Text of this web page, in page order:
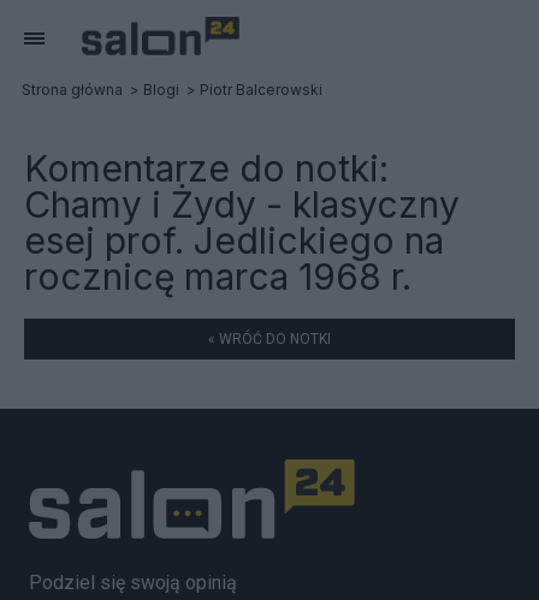
Strona główna Blogi Piotr Balcerowski
Komentarze do notki:
Chamy i Żydy - klasyczny
esej prof. Jedlickiego na
rocznicę marca 1968 r.
« WRÓĆ DO NOTKI
Podziel się swoją opinią